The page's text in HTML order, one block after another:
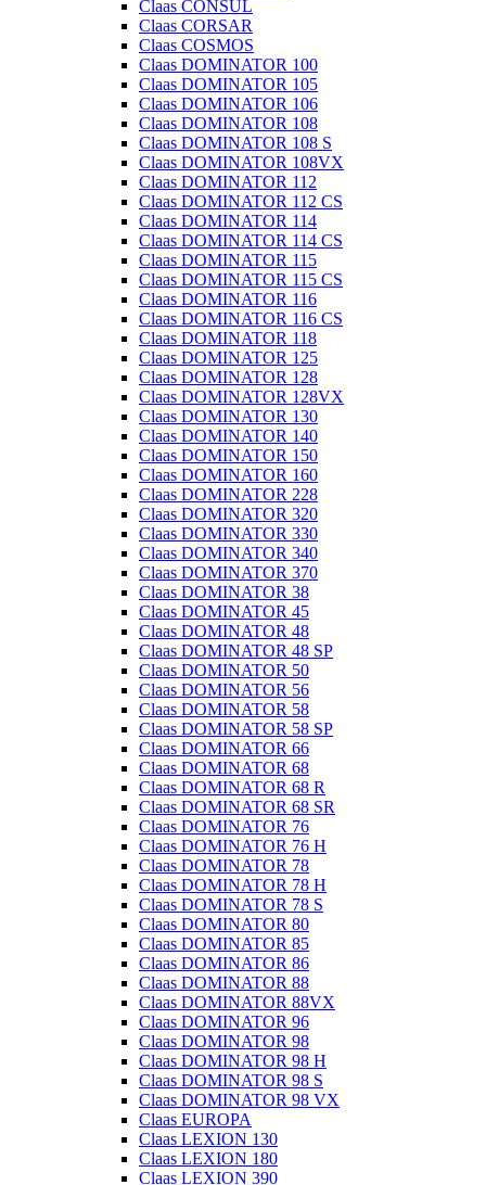
Claas CONSUL
Claas CORSAR
Claas COSMOS
Claas DOMINATOR 100
Claas DOMINATOR 105
Claas DOMINATOR 106
Claas DOMINATOR 108
Claas DOMINATOR 108 S
Claas DOMINATOR 108VX
Claas DOMINATOR 112
Claas DOMINATOR 112 CS
Claas DOMINATOR 114
Claas DOMINATOR 114 CS
Claas DOMINATOR 115
Claas DOMINATOR 115 CS
Claas DOMINATOR 116
Claas DOMINATOR 116 CS
Claas DOMINATOR 118
Claas DOMINATOR 125
Claas DOMINATOR 128
Claas DOMINATOR 128VX
Claas DOMINATOR 130
Claas DOMINATOR 140
Claas DOMINATOR 150
Claas DOMINATOR 160
Claas DOMINATOR 228
Claas DOMINATOR 320
Claas DOMINATOR 330
Claas DOMINATOR 340
Claas DOMINATOR 370
Claas DOMINATOR 38
Claas DOMINATOR 45
Claas DOMINATOR 48
Claas DOMINATOR 48 SP
Claas DOMINATOR 50
Claas DOMINATOR 56
Claas DOMINATOR 58
Claas DOMINATOR 58 SP
Claas DOMINATOR 66
Claas DOMINATOR 68
Claas DOMINATOR 68 R
Claas DOMINATOR 68 SR
Claas DOMINATOR 76
Claas DOMINATOR 76 H
Claas DOMINATOR 78
Claas DOMINATOR 78 H
Claas DOMINATOR 78 S
Claas DOMINATOR 80
Claas DOMINATOR 85
Claas DOMINATOR 86
Claas DOMINATOR 88
Claas DOMINATOR 88VX
Claas DOMINATOR 96
Claas DOMINATOR 98
Claas DOMINATOR 98 H
Claas DOMINATOR 98 S
Claas DOMINATOR 98 VX
Claas EUROPA
Claas LEXION 130
Claas LEXION 180
Claas LEXION 390